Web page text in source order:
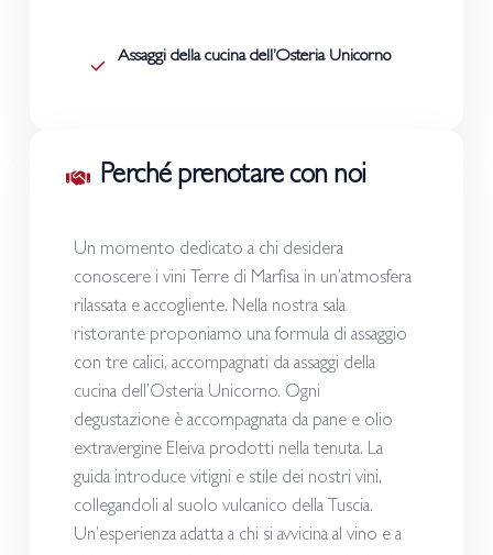
Perché prenotare con noi
Un momento dedicato a chi desidera
conoscere i vini Terre di Marfisa in un’atmosfera
rilassata e accogliente. Nella nostra sala
ristorante proponiamo una formula di assaggio
con tre calici, accompagnati da assaggi della
cucina dell’Osteria Unicorno. Ogni
degustazione è accompagnata da pane e olio
extravergine Eleiva prodotti nella tenuta. La
guida introduce vitigni e stile dei nostri vini,
collegandoli al suolo vulcanico della Tuscia.
Un’esperienza adatta a chi si avvicina al vino e a
Assaggi della cucina dell’Osteria Unicorno